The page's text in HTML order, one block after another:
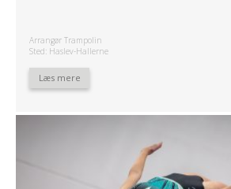
Arrangør Trampolin
Sted: Haslev-Hallerne
Læs mere